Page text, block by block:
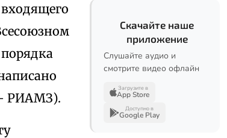
– РИАМЗ).
Скачайте наше
приложение
Слушайте аудио и
смотрите видео офлайн
Загрузите в
App Store
Доступно в
Google Play